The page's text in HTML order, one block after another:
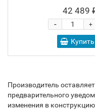
42 489
+
-
Купить
Производитель
предварительного
изменения в